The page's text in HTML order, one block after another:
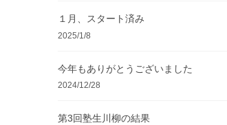
１月、スタート済み
2025/1/8
今年もありがとうございました
2024/12/28
第3回塾生川柳の結果